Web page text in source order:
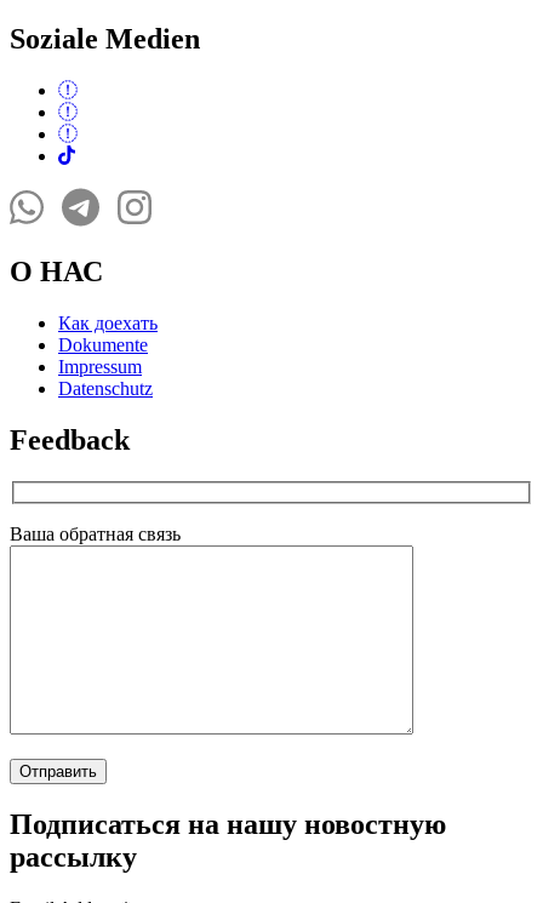
Soziale Medien
О НАС
Как доехать
Dokumente
Impressum
Datenschutz
Feedback
Ваша обратная связь
Подписаться на нашу новостную
рассылку